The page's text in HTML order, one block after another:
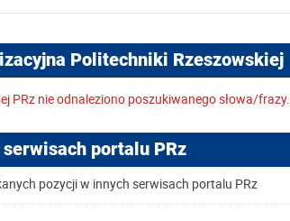
Politechniki Rzeszowskiej
PRz nie odnaleziono poszukiwanego słowa/frazy.
portalu PRz
pozycji w innych serwisach portalu PRz